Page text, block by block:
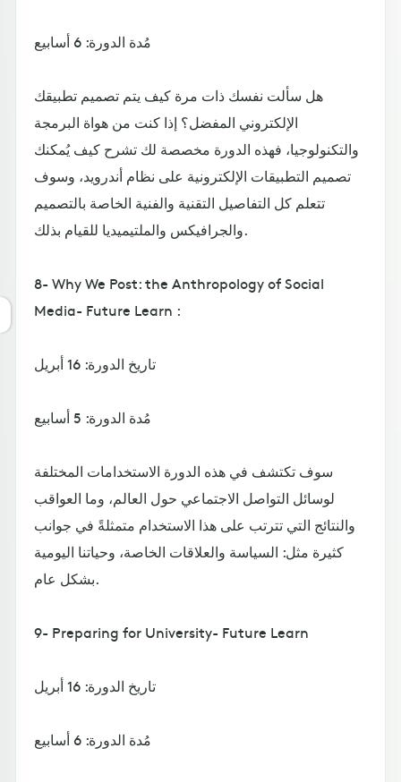
مُدة الدورة: 6 أسابيع
هل سألت نفسك ذات مرة كيف يتم تصميم تطبيقك
الإلكتروني المفضل؟ إذا كنت من هواة البرمجة
والتكنولوجيا، فهذه الدورة مخصصة لك تشرح كيف يُمكنك
تصميم التطبيقات الإلكترونية على نظام أندرويد، وسوف
تتعلم كل التفاصيل التقنية والفنية الخاصة بالتصميم
والجرافيكس والملتيميديا للقيام بذلك.
8- Why We Post: the Anthropology of Social
Media- Future Learn :
تاريخ الدورة: 16 أبريل
مُدة الدورة: 5 أسابيع
سوف تكتشف في هذه الدورة الاستخدامات المختلفة
لوسائل التواصل الاجتماعي حول العالم، وما العواقب
والنتائج التي تترتب على هذا الاستخدام متمثلةً في جوانب
كثيرة مثل: السياسة والعلاقات الخاصة، وحياتنا اليومية
بشكل عام.
9- Preparing for University- Future Learn
تاريخ الدورة: 16 أبريل
مُدة الدورة: 6 أسابيع